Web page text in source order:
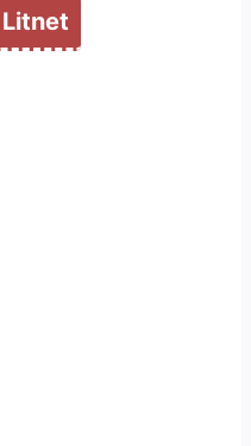
Litnet